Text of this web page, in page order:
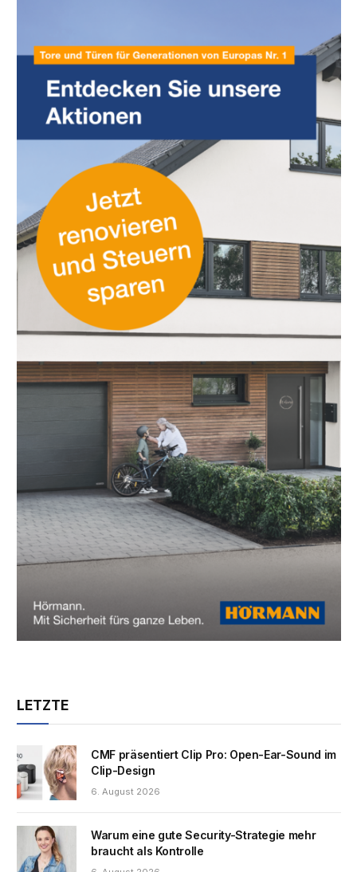
LETZTE
CMF präsentiert Clip Pro: Open-Ear-Sound im
Clip-Design
6. August 2026
Warum eine gute Security-Strategie mehr
braucht als Kontrolle